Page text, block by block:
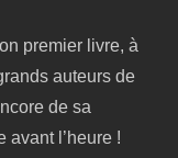
premier livre, à
auteurs de
de sa
avant l’heure !